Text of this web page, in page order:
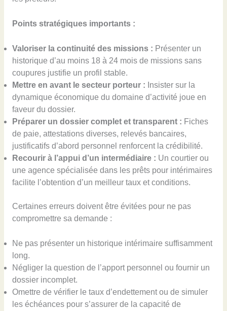
Points stratégiques importants :
Valoriser la continuité des missions : Présenter un
historique d’au moins 18 à 24 mois de missions sans
coupures justifie un profil stable.
Mettre en avant le secteur porteur : Insister sur la
dynamique économique du domaine d’activité joue en
faveur du dossier.
Préparer un dossier complet et transparent : Fiches
de paie, attestations diverses, relevés bancaires,
justificatifs d’abord personnel renforcent la crédibilité.
Recourir à l’appui d’un intermédiaire : Un courtier ou
une agence spécialisée dans les prêts pour intérimaires
facilite l’obtention d’un meilleur taux et conditions.
Certaines erreurs doivent être évitées pour ne pas
compromettre sa demande :
Ne pas présenter un historique intérimaire suffisamment
long.
Négliger la question de l’apport personnel ou fournir un
dossier incomplet.
Omettre de vérifier le taux d’endettement ou de simuler
les échéances pour s’assurer de la capacité de